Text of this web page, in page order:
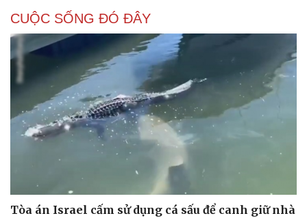
CUỘC SỐNG ĐÓ ĐÂY
Tòa án Israel cấm sử dụng cá sấu để canh giữ nhà